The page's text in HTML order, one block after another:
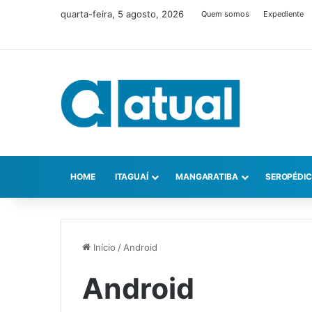
quarta-feira, 5 agosto, 2026 Quem somos Expediente
HOME ITAGUAÍ MANGARATIBA
Início /Android
Android